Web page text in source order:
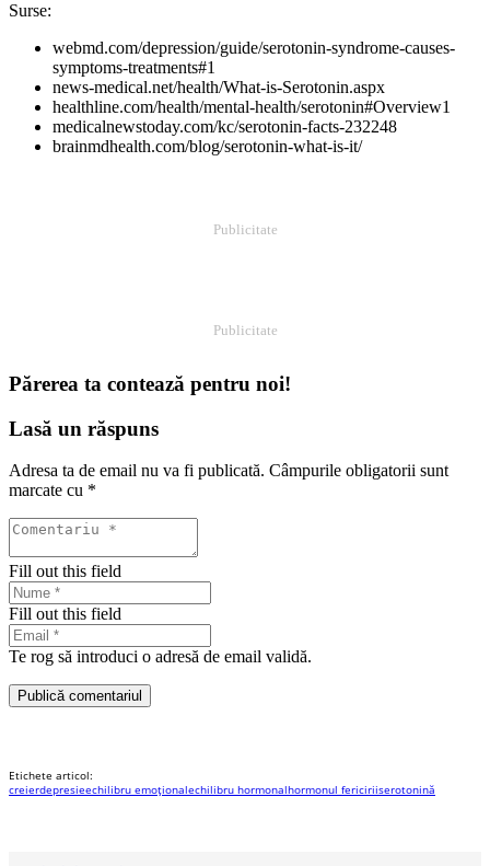
Surse:
webmd.com/depression/guide/serotonin-syndrome-causes-
symptoms-treatments#1
news-medical.net/health/What-is-Serotonin.aspx
healthline.com/health/mental-health/serotonin#Overview1
medicalnewstoday.com/kc/serotonin-facts-232248
brainmdhealth.com/blog/serotonin-what-is-it/
Publicitate
Publicitate
Părerea ta contează pentru noi!
Lasă un răspuns
Adresa ta de email nu va fi publicată. Câmpurile obligatorii sunt
marcate cu *
Fill out this field
Fill out this field
Te rog să introduci o adresă de email validă.
Publică comentariul
Etichete articol:
creierdepresieechilibru emoționalechilibru hormonalhormonul fericiriiserotonină